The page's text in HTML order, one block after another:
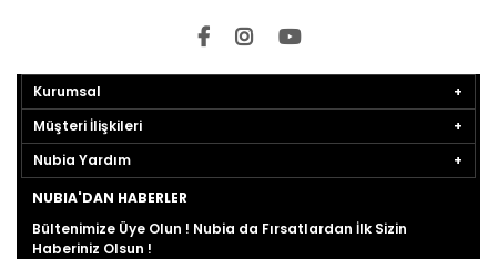
Kurumsal
Müşteri İlişkileri
Nubia Yardım
NUBIA'DAN HABERLER
Bültenimize Üye Olun ! Nubia da Fırsatlardan İlk Sizin
Haberiniz Olsun !